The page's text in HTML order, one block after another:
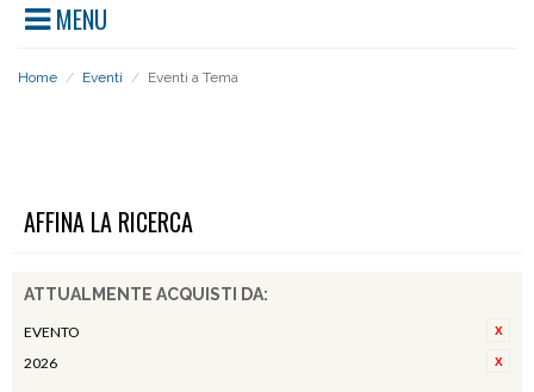
MENU
Home / Eventi / Eventi a Tema
AFFINA LA RICERCA
ATTUALMENTE ACQUISTI DA:
EVENTO
2026